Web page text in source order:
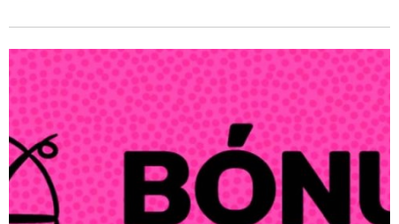
að birta ekki æviskrár fólks meðan það er lífs, þótt í
allnokkrum tilfellum hafi einstaklingarnir sjálfir gefið
upplýsingar um lífsferlil sinn, er síðar voru svo notaðar.